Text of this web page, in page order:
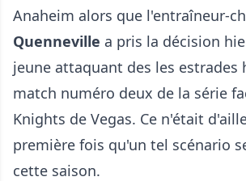
Anaheim alors que l'entraîneur-
Quenneville a pris la décision
jeune attaquant des les estrades
match numéro deux de la série
Knights de Vegas. Ce n'était
première fois qu'un tel scénario
cette saison.